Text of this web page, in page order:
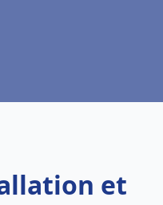
et